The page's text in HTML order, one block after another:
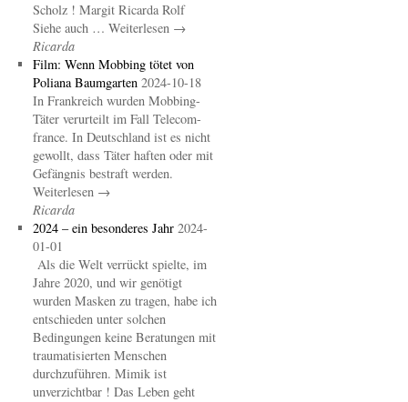
Scholz ! Margit Ricarda Rolf
Siehe auch … Weiterlesen →
Ricarda
Film: Wenn Mobbing tötet von
Poliana Baumgarten 2024-10-18
In Frankreich wurden Mobbing-
Täter verurteilt im Fall Telecom-
france. In Deutschland ist es nicht
gewollt, dass Täter haften oder mit
Gefängnis bestraft werden.
Weiterlesen →
Ricarda
2024 – ein besonderes Jahr 2024-
01-01
Als die Welt verrückt spielte, im
Jahre 2020, und wir genötigt
wurden Masken zu tragen, habe ich
entschieden unter solchen
Bedingungen keine Beratungen mit
traumatisierten Menschen
durchzuführen. Mimik ist
unverzichtbar ! Das Leben geht